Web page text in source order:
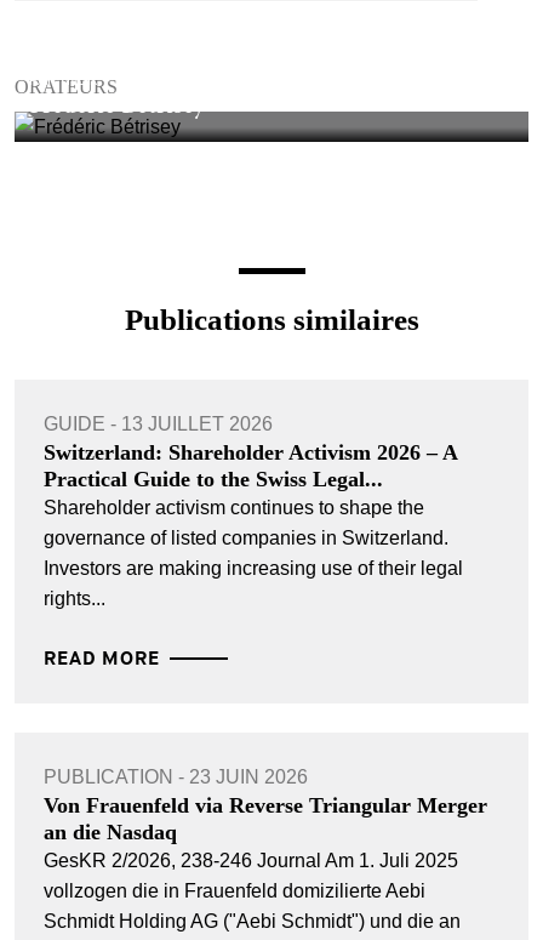
ORATEURS
PARTNER
Frédéric Bétrisey
Publications similaires
GUIDE - 13 JUILLET 2026
Switzerland: Shareholder Activism 2026 – A
Practical Guide to the Swiss Legal...
Shareholder activism continues to shape the
governance of listed companies in Switzerland.
Investors are making increasing use of their legal
rights...
READ MORE
PUBLICATION - 23 JUIN 2026
Von Frauenfeld via Reverse Triangular Merger
an die Nasdaq
GesKR 2/2026, 238-246 Journal Am 1. Juli 2025
vollzogen die in Frauenfeld domizilierte Aebi
Schmidt Holding AG ("Aebi Schmidt") und die an